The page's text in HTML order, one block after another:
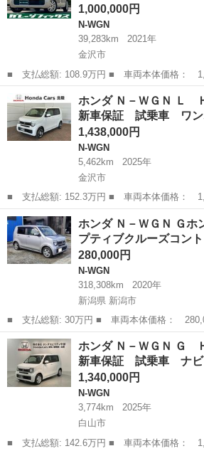
1,000,000円
N-WGN
39,283km
2021年
金沢市
■ 支払総額: 108.9万円 ■ 車両本体価格： 1,000,000 円 ■ メーカ
ー名： ホンダ ■ 車種名： Ｎ－ＷＧＮ ■
ダセンシング ナビ ＴＶ クリアランスソ
衝突被害...
石川 N-WGN
ホンダ Ｎ－ＷＧＮ Ｌ
新車保証 試乗車 ワ
1,438,000円
N-WGN
5,462km
2025年
金沢市
■ 支払総額: 152.3万円 ■ 車両本体価格： 1,438,000 円 ■ メーカ
ー名： ホンダ ■ 車種名： Ｎ－ＷＧＮ ■
Ｈ ＳＥＮＳＩＮＧ 新車保証 試乗車 ワン
－２４５Ｚ...
石川 金沢市 N-WGN
ホンダ Ｎ－ＷＧＮ Ｇ
プティブクルーズコン
280,000円
N-WGN
318,308km
2020年
新潟県 新潟市
■ 支払総額: 30万円 ■ 車両本体価格： 280,000 円 ■ メーカー
名： ホンダ ■ 車種名： Ｎ－ＷＧＮ ■ グ
センシング アダプティブクルーズコントロ
／電子パーキング...
新潟 新潟市 N-WGN
ホンダ Ｎ－ＷＧＮ Ｇ
新車保証 試乗車 ナビ
1,340,000円
N-WGN
3,774km
2025年
白山市
■ 支払総額: 142.6万円 ■ 車両本体価格： 1,340,000 円 ■ メーカ